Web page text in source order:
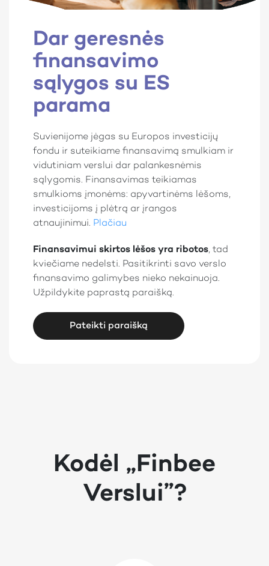
Dar geresnės
finansavimo
sąlygos su ES
parama
Suvienijome jėgas su Europos investicijų
fondu ir suteikiame finansavimą smulkiam ir
vidutiniam verslui dar palankesnėmis
sąlygomis. Finansavimas teikiamas
smulkioms įmonėms: apyvartinėms lėšoms,
investicijoms į plėtrą ar įrangos
atnaujinimui. Plačiau
Finansavimui skirtos lėšos yra ribotos, tad
kviečiame nedelsti. Pasitikrinti savo verslo
finansavimo galimybes nieko nekainuoja.
Užpildykite paprastą paraišką.
Pateikti paraišką
Kodėl „Finbee
Verslui”?